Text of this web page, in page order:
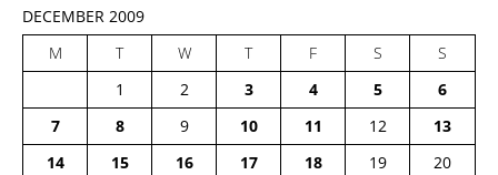
DECEMBER 2009
M
T W T F S
S
1
2 3 4 5
6
7
8 9 10 11 12
13
14
15 16 17 18 19
20